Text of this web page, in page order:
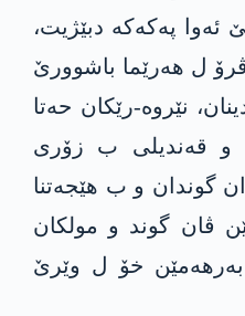
په‌كه‌كه‌ دبێژیت،
حەتا ئەڤرۆ ل ھەرێما باشوورێ
نێروە-رێکان حەتا
و قەندیلی ب زۆری
گوندان و ب هێجه‌تنا
ڤان گوند و مولکان
بەرهەمێن خۆ ل وێرێ